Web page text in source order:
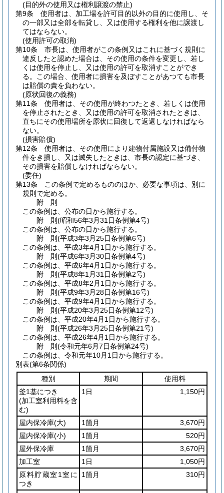
(目的外の使用又は権利譲渡の禁止)
第9条
使用者は、加工場を許可目的以外の目的に使用し、そ
の一部又は全部を転貸し、又は使用する権利を他に譲渡し
てはならない。
(使用許可の取消)
第10条
市長は、使用者がこの条例又はこれに基づく規則に
違反したと認めた場合は、その使用の条件を変更し、若し
くは使用を停止し、又は使用の許可を取消すことができ
る。
この場合、使用者に損害を及ぼすことがあつても市長
は賠償の責を負わない。
(原状回復の義務)
第11条
使用者は、その使用が終わつたとき、若しくは使用
を停止されたとき、又は使用の許可を取消されたときは、
直ちにその使用場所を原状に回復して返還しなければなら
ない。
(損害賠償)
第12条
使用者は、その使用により建物付属施設又は備付物
件をき損し、又は滅失したときは、市長の認定に基づき、
その損害を賠償しなければならない。
(委任)
第13条
この条例で定めるもののほか、必要な事項は、別に
規則で定める。
附 則
この条例は、公布の日から施行する。
附 則(昭和56年3月31日条例第4号)
この条例は、公布の日から施行する。
附 則(平成3年3月25日条例第6号)
この条例は、平成3年4月1日から施行する。
附 則(平成6年3月30日条例第4号)
この条例は、平成6年4月1日から施行する。
附 則(平成8年1月31日条例第2号)
この条例は、平成8年2月1日から施行する。
附 則(平成9年3月28日条例第16号)
この条例は、平成9年4月1日から施行する。
附 則(平成20年3月25日条例第12号)
この条例は、平成20年4月1日から施行する。
附 則(平成26年3月25日条例第21号)
この条例は、平成26年4月1日から施行する。
附 則(令和元年6月7日条例第24号)
この条例は、令和元年10月1日から施行する。
別表(第6条関係)
種別
期間
使用料
釜1基につき
(加工室利用料を含
む)
1日 1,150円
屋内保冷庫(大) 1箇月
3,670円
屋内保冷庫(小) 1箇月
520円
屋外保冷庫
1箇月
3,670円
加工室
1日
1,050円
原料貯蔵室1室に
つき
1箇月 310円